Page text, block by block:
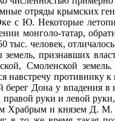
отряды крымских
с Ю. Некоторые
монголо-татар,
тыс. человек,
признавших
Смоленской
навстречу противнику
берег Дона у впадения
руки и левой
Храбрым и князем Д.